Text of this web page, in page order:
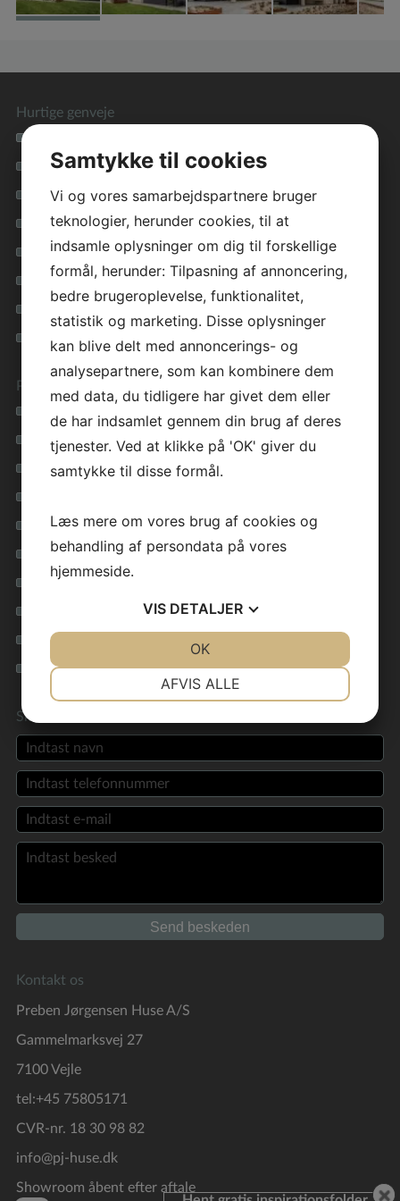
Hurtige genveje
Materialevalg i høj kvalitet
Tryghed i hele forløbet
Lavenergihuse for miljøet
Få inspiration i vores galleri
Inspirationsfolder
Privatlivspolitik
Cookie vejledning
Preben Jørgensen Huse
Nøglefærdigt hus
Funkishus
Byg nyt hus
Energirigtige huse
Byggefirma
Enfamiliehuse
Billige huse
Skriv til os
Kontakt os
Preben Jørgensen Huse A/S
Gammelmarksvej 27
7100 Vejle
tel:+45 75805171
CVR-nr. 18 30 98 82
info@pj-huse.dk
Showroom åbent efter aftale
Samtykke til cookies
Vi og vores samarbejdspartnere bruger
teknologier, herunder cookies, til at
indsamle oplysninger om dig til forskellige
formål, herunder: Tilpasning af annoncering,
bedre brugeroplevelse, funktionalitet,
statistik og marketing. Disse oplysninger
kan blive delt med annoncerings- og
analysepartnere, som kan kombinere dem
med data, du tidligere har givet dem eller
de har indsamlet gennem din brug af deres
tjenester. Ved at klikke på 'OK' giver du
samtykke til disse formål.
Læs mere om vores brug af cookies og
behandling af persondata på vores
hjemmeside.
VIS DETALJER
MARKETING STATISTIK
AFVIS ALLE
OK